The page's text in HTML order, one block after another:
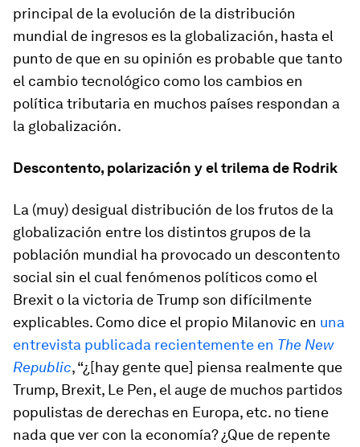
principal de la evolución de la distribución
mundial de ingresos es la globalización, hasta el
punto de que en su opinión es probable que tanto
el cambio tecnológico como los cambios en
política tributaria en muchos países respondan a
la globalización.
Descontento, polarización y el trilema de Rodrik
La (muy) desigual distribución de los frutos de la
globalización entre los distintos grupos de la
población mundial ha provocado un descontento
social sin el cual fenómenos políticos como el
Brexit o la victoria de Trump son difícilmente
explicables. Como dice el propio Milanovic en una
entrevista publicada recientemente en The New
Republic, “¿[hay gente que] piensa realmente que
Trump, Brexit, Le Pen, el auge de muchos partidos
populistas de derechas en Europa, etc. no tiene
nada que ver con la economía? ¿Que de repente